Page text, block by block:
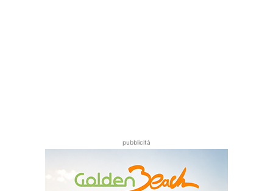
pubblicità